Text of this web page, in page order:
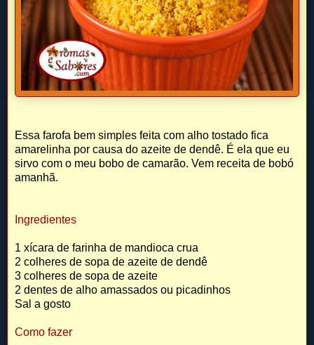
Essa farofa bem simples feita com alho tostado fica
amarelinha por causa do azeite de dendê. É ela que eu
sirvo com o meu bobo de camarão. Vem receita de bobó
amanhã.
Ingredientes
1 xícara de farinha de mandioca crua
2 colheres de sopa de azeite de dendê
3 colheres de sopa de azeite
2 dentes de alho amassados ou picadinhos
Sal a gosto
Como fazer